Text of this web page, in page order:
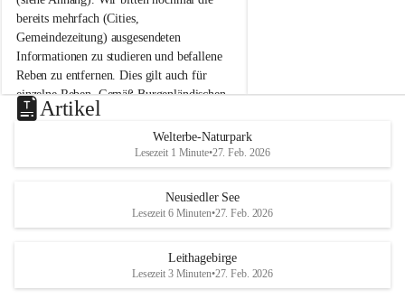
n
a
m
N
e
u
s
d
S
bereits mehrfach (Cities,
Gemeindezeitung) ausgesendeten
Informationen zu studieren und befallene
Reben zu entfernen. Dies gilt auch für
einzelne Reben. Gemäß Burgenländischen
Weinbaugesetz sind nicht gepflegte oder
unzulässige Weingärten zu roden! Bitte
helfen wir zusammen um unsere Winzer
vor den prognostizierten Ernteausfällen
und den daraus folgenden wirtschaftlichen
Maßnahmen zur Bekämpfung
u
e
d
r
S
Artikel
Welterbe-Naturpark
Lesezeit 1 Minute•27. Feb. 2026
Neusiedler See
Lesezeit 6 Minuten•27. Feb. 2026
Leithagebirge
Lesezeit 3 Minuten•27. Feb. 2026